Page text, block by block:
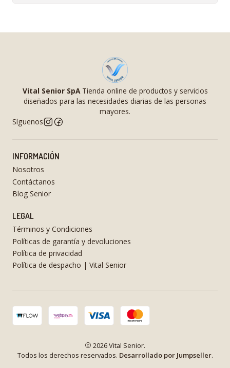
Vital Senior SpATienda online de productos y servicios
diseñados para las necesidades diarias de las personas
mayores.
Síguenos
INFORMACIÓN
Nosotros
Contáctanos
Blog Senior
LEGAL
Términos y Condiciones
Políticas de garantía y devoluciones
Política de privacidad
Política de despacho | Vital Senior
2026 Vital Senior.
Todos los derechos reservados. Desarrollado por Jumpseller.